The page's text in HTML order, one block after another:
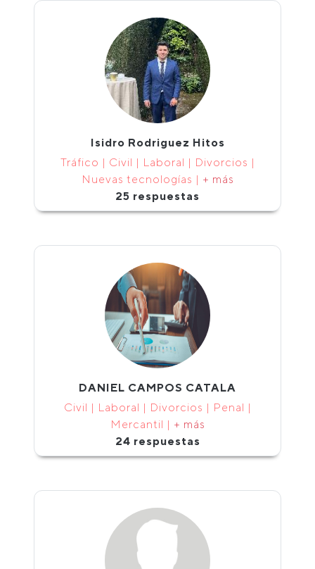
Isidro Rodriguez Hitos
Tráfico | Civil | Laboral | Divorcios |
Nuevas tecnologías | + más
25 respuestas
DANIEL CAMPOS CATALA
Civil | Laboral | Divorcios | Penal |
Mercantil | + más
24 respuestas